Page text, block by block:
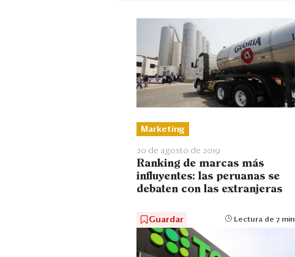
Marketing
20 de agosto de 2019
Ranking de marcas más
influyentes: las peruanas se
debaten con las extranjeras
Guardar Lectura de 7 min